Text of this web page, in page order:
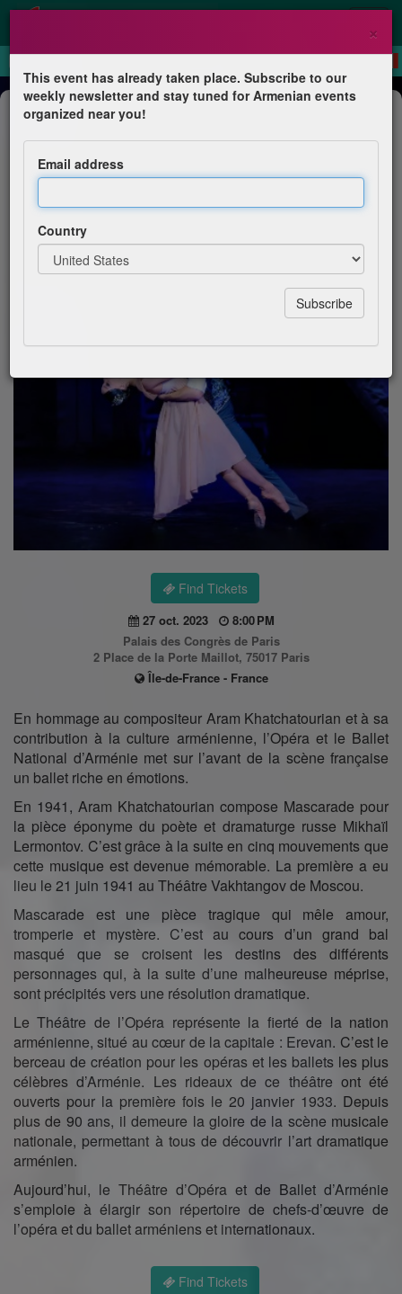
Dance Show
« Mascarade » d’Aram
Khatchatourian
d’Arménie
Find Tickets
27 oct. 2023
8:00 PM
Palais des Congrès de Paris
2 Place de la Porte Maillot, 75017 Paris
Île-de-France - France
En hommage au compositeur Aram Khatchatourian et à sa
contribution à la culture arménienne, l’Opéra et le Ballet
National d’Arménie met sur l’avant de la scène française
un ballet riche en émotions.
En 1941, Aram Khatchatourian compose Mascarade pour
la pièce éponyme du poète et dramaturge russe Mikhaïl
Lermontov. C’est grâce à la suite en cinq mouvements que
cette musique est devenue mémorable. La première a eu
lieu le 21 juin 1941 au Théâtre Vakhtangov de Moscou.
Mascarade est une pièce tragique qui mêle amour,
tromperie et mystère. C’est au cours d’un grand bal
masqué que se croisent les destins des différents
personnages qui, à la suite d’une malheureuse méprise,
sont précipités vers une résolution dramatique.
Le Théâtre de l’Opéra représente la fierté de la nation
arménienne, situé au cœur de la capitale : Erevan. C’est le
berceau de création pour les opéras et les ballets les plus
célèbres d’Arménie. Les rideaux de ce théâtre ont été
ouverts pour la première fois le 20 janvier 1933. Depuis
plus de 90 ans, il demeure la gloire de la scène musicale
nationale, permettant à tous de découvrir l’art dramatique
arménien.
Aujourd’hui, le Théâtre d’Opéra et de Ballet d’Arménie
s’emploie à élargir son répertoire de chefs-d’œuvre de
l’opéra et du ballet arméniens et internationaux.
Find Tickets
×
This event has already taken place. Subscribe to our
weekly newsletter and stay tuned for Armenian events
organized near you!
Email address
Country